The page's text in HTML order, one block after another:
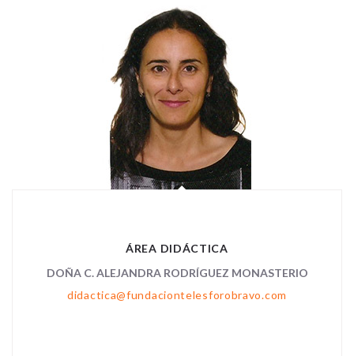
ÁREA DIDÁCTICA
DOÑA C. ALEJANDRA RODRÍGUEZ MONASTERIO
didactica@fundaciontelesforobravo.com